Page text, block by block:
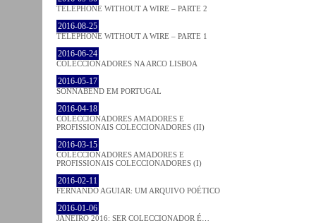
TELEPHONE WITHOUT A WIRE – PARTE 2
2016-08-25
TELEPHONE WITHOUT A WIRE – PARTE 1
2016-06-24
COLECCIONADORES NA ARCO LISBOA
2016-05-17
SONNABEND EM PORTUGAL
2016-04-18
COLECCIONADORES AMADORES E
PROFISSIONAIS COLECCIONADORES (II)
2016-03-15
COLECCIONADORES AMADORES E
PROFISSIONAIS COLECCIONADORES (I)
2016-02-11
FERNANDO AGUIAR: UM ARQUIVO POÉTICO
2016-01-06
JANEIRO 2016: SER COLECCIONADOR É…